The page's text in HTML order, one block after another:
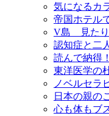
気になるカ
帝国ホテル
V島 見たり
認知症と二
読んで納得
東洋医学の
ノベルセラ
日本の親の
心も体もブ